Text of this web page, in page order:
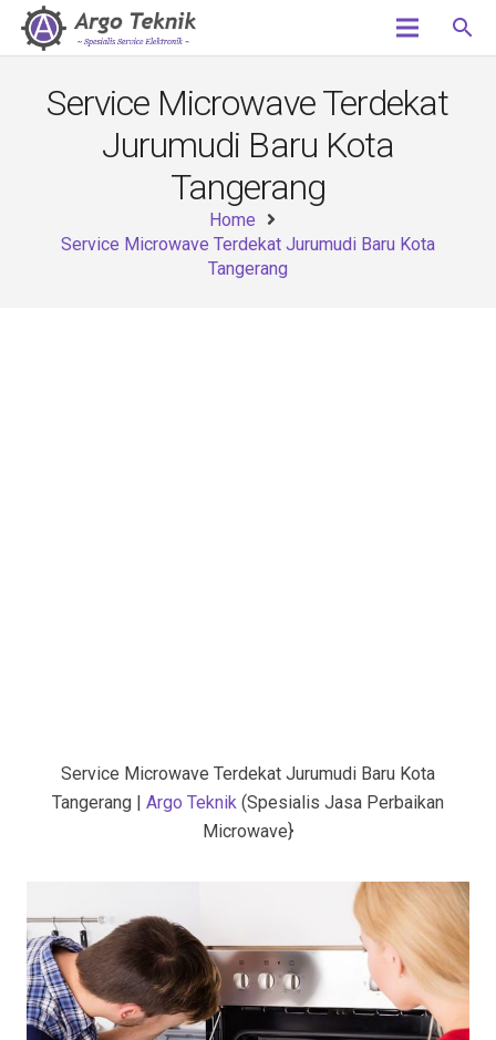
search
Service Microwave Terdekat
Jurumudi Baru Kota
Tangerang
Home
Service Microwave Terdekat Jurumudi Baru Kota
Tangerang
Service Microwave Terdekat Jurumudi Baru Kota
Tangerang | Argo Teknik (Spesialis Jasa Perbaikan
Microwave}